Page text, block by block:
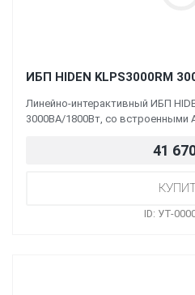
ИБП HIDEN KLPS3000RM
Линейно-интерактивный ИБП
3000ВА/1800Вт, со встроенными
41
ID: УТ-